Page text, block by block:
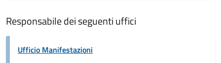
Responsabile dei seguenti uffici
Ufficio Manifestazioni